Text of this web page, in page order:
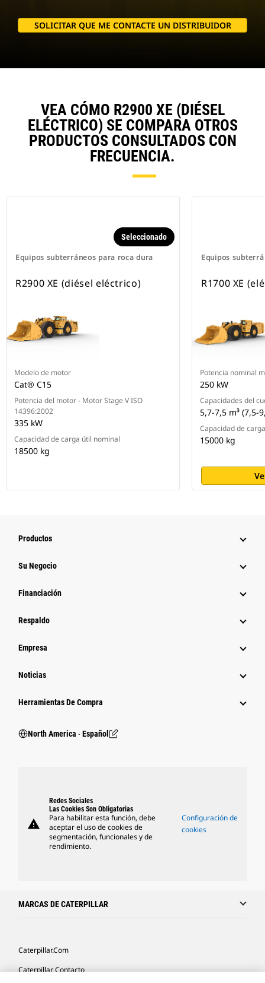
SOLICITAR QUE ME CONTACTE UN DISTRIBUIDOR
VEA CÓMO R2900 XE (DIÉSEL
ELÉCTRICO) SE COMPARA OTROS
PRODUCTOS CONSULTADOS CON
FRECUENCIA.
Equipos subterráneos para roca dura
Seleccionado
R2900 XE (diésel eléctrico)
Modelo de motor
Cat® C15
Potencia del motor - Motor Stage V ISO
14396:2002
335 kW
Capacidad de carga útil nominal
18500 kg
Equipos
R1700 XE
Potencia nominal
250 kW
Capacidades del
5,7-7,5 m³ (7,5-
Capacidad de
15000 kg
Productos
Su Negocio
Financiación
Respaldo
Empresa
Noticias
Herramientas De Compra
North America ‧ Español
warning
Redes Sociales
Las Cookies Son Obligatorias
Para habilitar esta función, debe
aceptar el uso de cookies de
segmentación, funcionales y de
rendimiento.
Configuración de
cookies
MARCAS DE CATERPILLAR
Caterpillar.com
Caterpillar Contacto